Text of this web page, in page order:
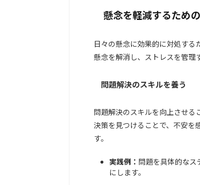
懸念を軽減するため
日々の懸念に効果的に対処する
懸念を解消し、ストレスを管理
問題解決のスキルを養う
問題解決のスキルを向上させる
決策を見つけることで、不安を
す。
実践例： 問題を具体的なス
にします。